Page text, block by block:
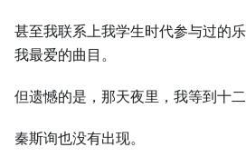
甚至我联系上我学生时代参与过的
我最爱的曲目。
但遗憾的是，那天夜里，我等到十二
秦斯询也没有出现。